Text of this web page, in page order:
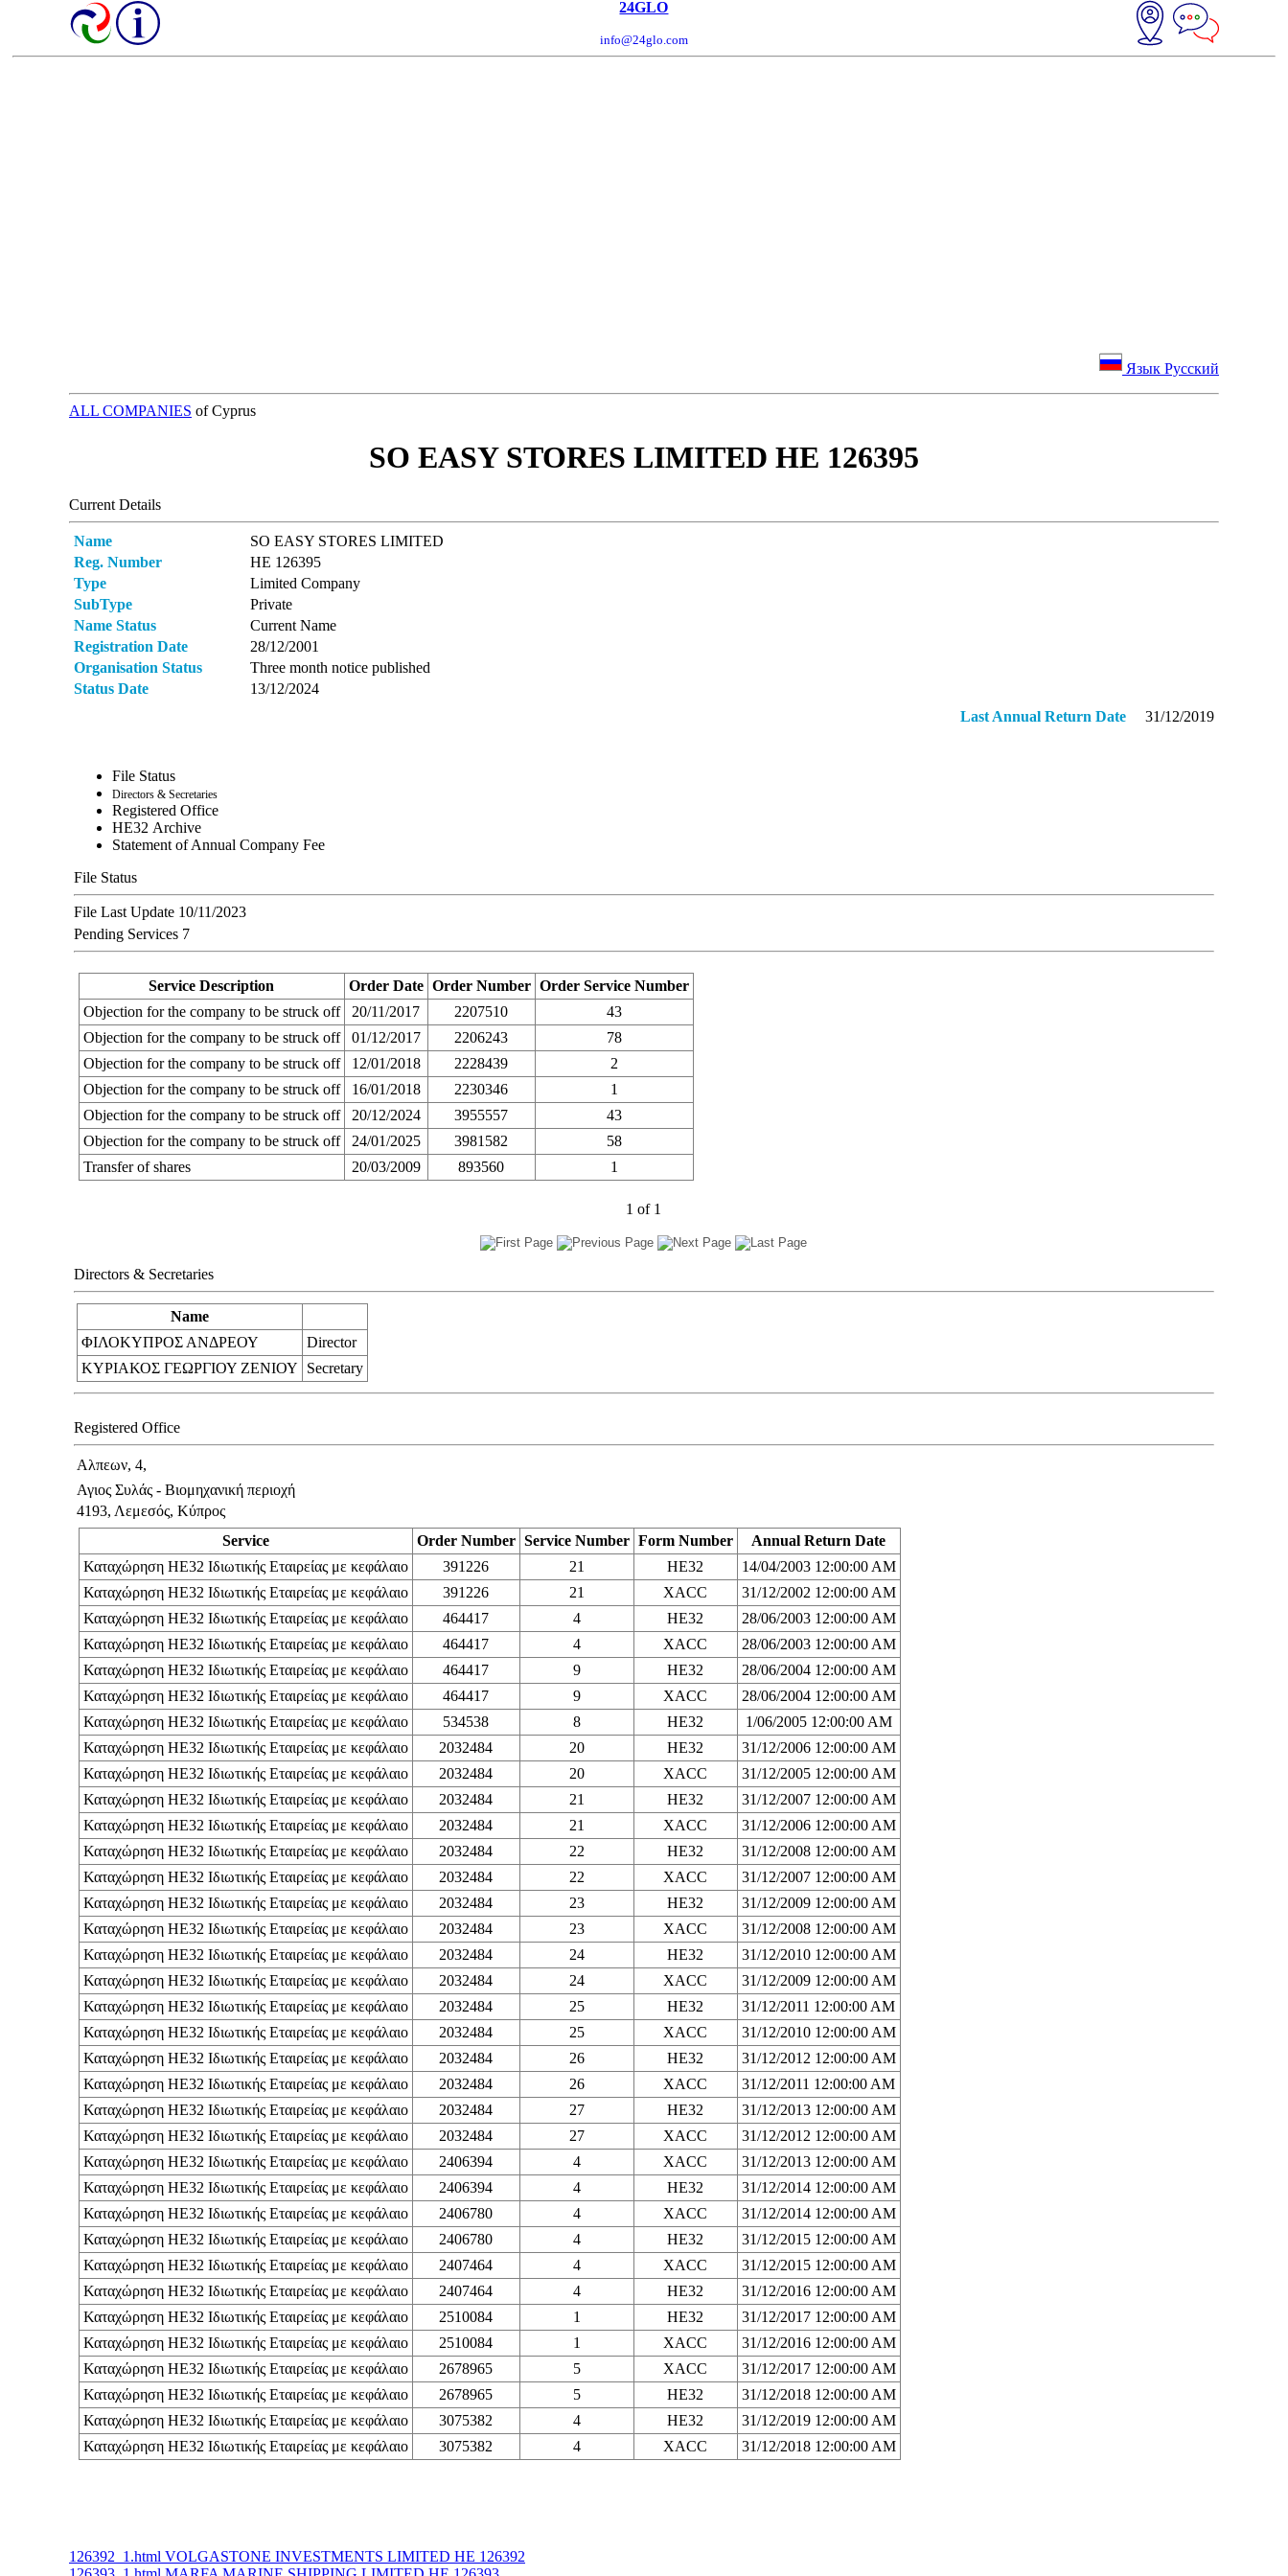
24GLO
info@24glo.com
Язык Русский
ALL COMPANIES of Cyprus
SO EASY STORES LIMITED ΗΕ 126395
Current Details
Name
SO EASY STORES LIMITED
Reg. Number
ΗΕ 126395
Type
Limited Company
SubType
Private
Name Status
Current Name
Registration Date
28/12/2001
Organisation Status
Three month notice published
Status Date
13/12/2024
Last Annual Return Date 31/12/2019
File Status
Directors & Secretaries
Registered Office
ΗΕ32 Archive
Statement of Annual Company Fee
File Status
File Last Update 10/11/2023
Pending Services 7
Service Description Order Date Order Number Order Service Number
Objection for the company to be struck off
20/11/2017 2207510
43
Objection for the company to be struck off
01/12/2017 2206243
78
Objection for the company to be struck off
12/01/2018 2228439
2
Objection for the company to be struck off
16/01/2018 2230346
1
Objection for the company to be struck off
20/12/2024 3955557
43
Objection for the company to be struck off
24/01/2025 3981582
58
Transfer of shares
20/03/2009 893560 1
1 of 1
Directors & Secretaries
Name
ΦΙΛΟΚΥΠΡΟΣ ΑΝΔΡΕΟΥ
Director
ΚΥΡΙΑΚΟΣ ΓΕΩΡΓΙΟΥ ΖΕΝΙΟΥ
Secretary
Registered Office
Αλπεων, 4,
Αγιος Συλάς - Βιομηχανική περιοχή
4193, Λεμεσός, Κύπρος
Service
Order Number Service Number Form Number
Annual Return Date
Καταχώρηση ΗΕ32 Ιδιωτικής Εταιρείας με κεφάλαιο
391226 21 HE32
14/04/2003 12:00:00 AM
Καταχώρηση ΗΕ32 Ιδιωτικής Εταιρείας με κεφάλαιο
391226 21 XACC
31/12/2002 12:00:00 AM
Καταχώρηση ΗΕ32 Ιδιωτικής Εταιρείας με κεφάλαιο
464417 4 HE32
28/06/2003 12:00:00 AM
Καταχώρηση ΗΕ32 Ιδιωτικής Εταιρείας με κεφάλαιο
464417 4 XACC
28/06/2003 12:00:00 AM
Καταχώρηση ΗΕ32 Ιδιωτικής Εταιρείας με κεφάλαιο
464417 9 HE32
28/06/2004 12:00:00 AM
Καταχώρηση ΗΕ32 Ιδιωτικής Εταιρείας με κεφάλαιο
464417 9 XACC
28/06/2004 12:00:00 AM
Καταχώρηση ΗΕ32 Ιδιωτικής Εταιρείας με κεφάλαιο
534538 8 HE32
1/06/2005 12:00:00 AM
Καταχώρηση ΗΕ32 Ιδιωτικής Εταιρείας με κεφάλαιο
2032484 20 HE32
31/12/2006 12:00:00 AM
Καταχώρηση ΗΕ32 Ιδιωτικής Εταιρείας με κεφάλαιο
2032484 20 XACC
31/12/2005 12:00:00 AM
Καταχώρηση ΗΕ32 Ιδιωτικής Εταιρείας με κεφάλαιο
2032484 21 HE32
31/12/2007 12:00:00 AM
Καταχώρηση ΗΕ32 Ιδιωτικής Εταιρείας με κεφάλαιο
2032484 21 XACC
31/12/2006 12:00:00 AM
Καταχώρηση ΗΕ32 Ιδιωτικής Εταιρείας με κεφάλαιο
2032484 22 HE32
31/12/2008 12:00:00 AM
Καταχώρηση ΗΕ32 Ιδιωτικής Εταιρείας με κεφάλαιο
2032484 22 XACC
31/12/2007 12:00:00 AM
Καταχώρηση ΗΕ32 Ιδιωτικής Εταιρείας με κεφάλαιο
2032484 23 HE32
31/12/2009 12:00:00 AM
Καταχώρηση ΗΕ32 Ιδιωτικής Εταιρείας με κεφάλαιο
2032484 23 XACC
31/12/2008 12:00:00 AM
Καταχώρηση ΗΕ32 Ιδιωτικής Εταιρείας με κεφάλαιο
2032484 24 HE32
31/12/2010 12:00:00 AM
Καταχώρηση ΗΕ32 Ιδιωτικής Εταιρείας με κεφάλαιο
2032484 24 XACC
31/12/2009 12:00:00 AM
Καταχώρηση ΗΕ32 Ιδιωτικής Εταιρείας με κεφάλαιο
2032484 25 HE32
31/12/2011 12:00:00 AM
Καταχώρηση ΗΕ32 Ιδιωτικής Εταιρείας με κεφάλαιο
2032484 25 XACC
31/12/2010 12:00:00 AM
Καταχώρηση ΗΕ32 Ιδιωτικής Εταιρείας με κεφάλαιο
2032484 26 HE32
31/12/2012 12:00:00 AM
Καταχώρηση ΗΕ32 Ιδιωτικής Εταιρείας με κεφάλαιο
2032484 26 XACC
31/12/2011 12:00:00 AM
Καταχώρηση ΗΕ32 Ιδιωτικής Εταιρείας με κεφάλαιο
2032484 27 HE32
31/12/2013 12:00:00 AM
Καταχώρηση ΗΕ32 Ιδιωτικής Εταιρείας με κεφάλαιο
2032484 27 XACC
31/12/2012 12:00:00 AM
Καταχώρηση ΗΕ32 Ιδιωτικής Εταιρείας με κεφάλαιο
2406394 4 XACC
31/12/2013 12:00:00 AM
Καταχώρηση ΗΕ32 Ιδιωτικής Εταιρείας με κεφάλαιο
2406394 4 HE32
31/12/2014 12:00:00 AM
Καταχώρηση ΗΕ32 Ιδιωτικής Εταιρείας με κεφάλαιο
2406780 4 XACC
31/12/2014 12:00:00 AM
Καταχώρηση ΗΕ32 Ιδιωτικής Εταιρείας με κεφάλαιο
2406780 4 HE32
31/12/2015 12:00:00 AM
Καταχώρηση ΗΕ32 Ιδιωτικής Εταιρείας με κεφάλαιο
2407464 4 XACC
31/12/2015 12:00:00 AM
Καταχώρηση ΗΕ32 Ιδιωτικής Εταιρείας με κεφάλαιο
2407464 4 HE32
31/12/2016 12:00:00 AM
Καταχώρηση ΗΕ32 Ιδιωτικής Εταιρείας με κεφάλαιο
2510084 1 HE32
31/12/2017 12:00:00 AM
Καταχώρηση ΗΕ32 Ιδιωτικής Εταιρείας με κεφάλαιο
2510084 1 XACC
31/12/2016 12:00:00 AM
Καταχώρηση ΗΕ32 Ιδιωτικής Εταιρείας με κεφάλαιο
2678965 5 XACC
31/12/2017 12:00:00 AM
Καταχώρηση ΗΕ32 Ιδιωτικής Εταιρείας με κεφάλαιο
2678965 5 HE32
31/12/2018 12:00:00 AM
Καταχώρηση ΗΕ32 Ιδιωτικής Εταιρείας με κεφάλαιο
3075382 4 HE32
31/12/2019 12:00:00 AM
Καταχώρηση ΗΕ32 Ιδιωτικής Εταιρείας με κεφάλαιο
3075382 4 XACC 31/12/2018 12:00:00 AM
126392_1.html VOLGASTONE INVESTMENTS LIMITED ΗΕ 126392